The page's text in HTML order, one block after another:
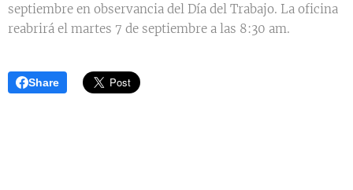
septiembre en observancia del Día del Trabajo. La oficina
reabrirá el martes 7 de septiembre a las 8:30 am.
Share